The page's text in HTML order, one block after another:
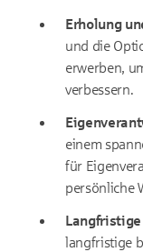
Erholung
und die
erwerben,
verbessern.
einem
für
persönliche
langfristige